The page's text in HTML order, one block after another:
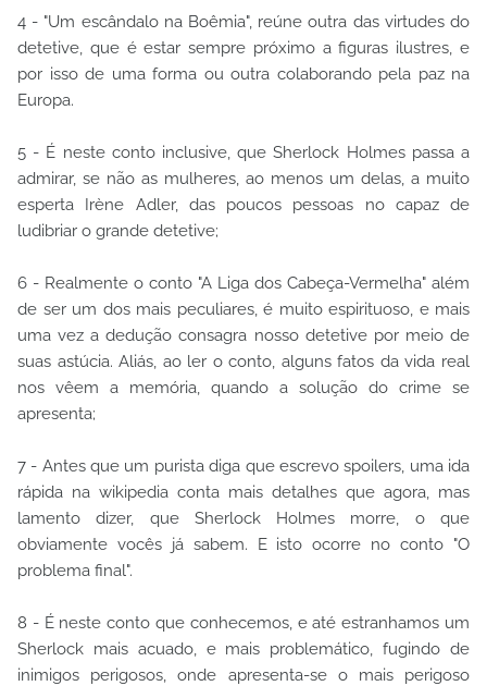
4 - "Um escândalo na Boêmia", reúne outra das virtudes do
detetive, que é estar sempre próximo a figuras ilustres, e
por isso de uma forma ou outra colaborando pela paz na
Europa.
5 - É neste conto inclusive, que Sherlock Holmes passa a
admirar, se não as mulheres, ao menos um delas, a muito
esperta Irène Adler, das poucos pessoas no capaz de
ludibriar o grande detetive;
6 - Realmente o conto "A Liga dos Cabeça-Vermelha" além
de ser um dos mais peculiares, é muito espirituoso, e mais
uma vez a dedução consagra nosso detetive por meio de
suas astúcia. Aliás, ao ler o conto, alguns fatos da vida real
nos vêem a memória, quando a solução do crime se
apresenta;
7 - Antes que um purista diga que escrevo spoilers, uma ida
rápida na wikipedia conta mais detalhes que agora, mas
lamento dizer, que Sherlock Holmes morre, o que
obviamente vocês já sabem. E isto ocorre no conto "O
problema final".
8 - É neste conto que conhecemos, e até estranhamos um
Sherlock mais acuado, e mais problemático, fugindo de
inimigos perigosos, onde apresenta-se o mais perigoso